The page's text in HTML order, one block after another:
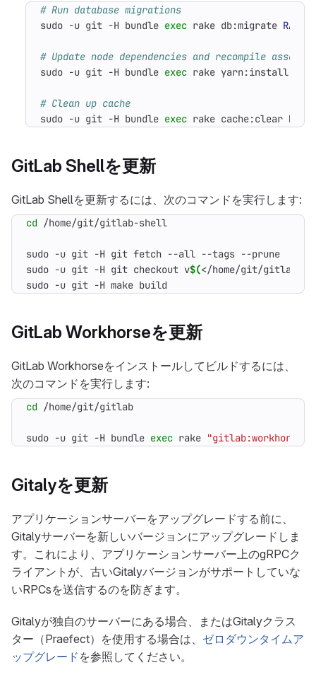
# Run database migrations
sudo -u git -H bundle exec rake db:migrate
# Update node dependencies and recompile assets
sudo -u git -H bundle exec rake yarn:install
# Clean up cache
sudo -u git -H bundle exec rake cache:clear
GitLab Shellを更新
GitLab Shellを更新するには、次のコマンドを実行します:
cd
sudo -u git -H git checkout v$(</home/git/gitlab/
sudo -u git -H make build
GitLab Workhorseを更新
GitLab Workhorseをインストールしてビルドするには、
次のコマンドを実行します:
cd
sudo -u git -H bundle exec rake
Gitalyを更新
アプリケーションサーバーをアップグレードする前に、
Gitalyサーバーを新しいバージョンにアップグレードしま
す。これにより、アプリケーションサーバー上のgRPCク
ライアントが、古いGitalyバージョンがサポートしていな
いRPCsを送信するのを防ぎます。
Gitalyが独自のサーバーにある場合、またはGitalyクラス
ター（Praefect）を使用する場合は、 ゼロダウンタイムア
ップグレード を参照してください。